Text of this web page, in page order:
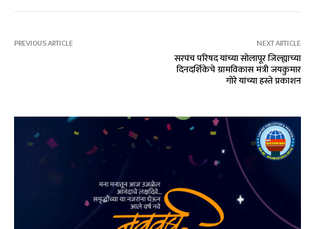
PREVIOUS ARTICLE NEXT ARTICLE
सरपंच परिषद यांच्या सोलापूर जिल्ह्याच्या
दिनदर्शिकेचे ग्रामविकास मंत्री जयकुमार
गोरे यांच्या हस्ते प्रकाशन